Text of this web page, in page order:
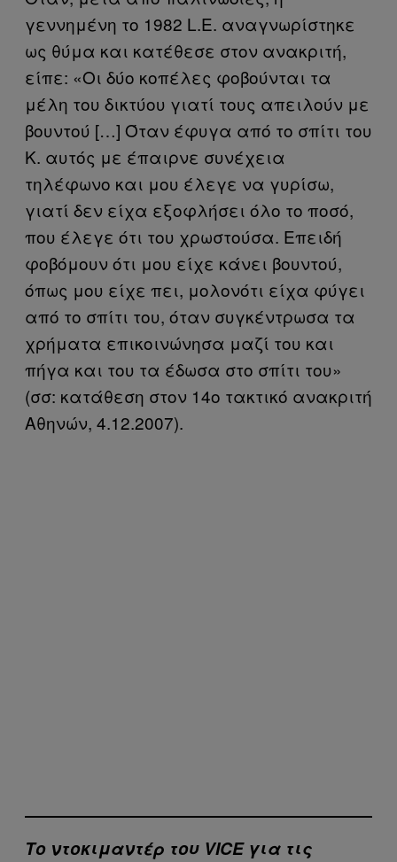
γεννημένη το 1982 L.E. αναγνωρίστηκε
ως θύμα και κατέθεσε στον ανακριτή,
είπε: «Οι δύο κοπέλες φοβούνται τα
μέλη του δικτύου γιατί τους απειλούν με
βουντού […] Όταν έφυγα από το σπίτι του
Κ. αυτός με έπαιρνε συνέχεια
τηλέφωνο και μου έλεγε να γυρίσω,
γιατί δεν είχα εξοφλήσει όλο το ποσό,
που έλεγε ότι του χρωστούσα. Επειδή
φοβόμουν ότι μου είχε κάνει βουντού,
όπως μου είχε πει, μολονότι είχα φύγει
από το σπίτι του, όταν συγκέντρωσα τα
χρήματα επικοινώνησα μαζί του και
πήγα και του τα έδωσα στο σπίτι του»
(σσ: κατάθεση στον 14o τακτικό ανακριτή
Αθηνών, 4.12.2007).
Το ντοκιμαντέρ του VICE για τις